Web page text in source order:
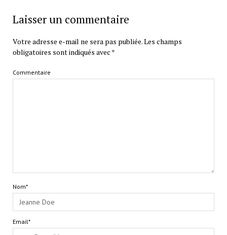
Laisser un commentaire
Votre adresse e-mail ne sera pas publiée.Les champs
obligatoires sont indiqués avec *
Commentaire
Nom*
Email*